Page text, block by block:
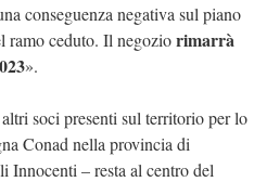
conseguenza negativa sul piano
ramo ceduto. Il negoziorimarrà
».
soci presenti sul territorio per lo
Conad nella provincia di
Innocenti – resta al centro del